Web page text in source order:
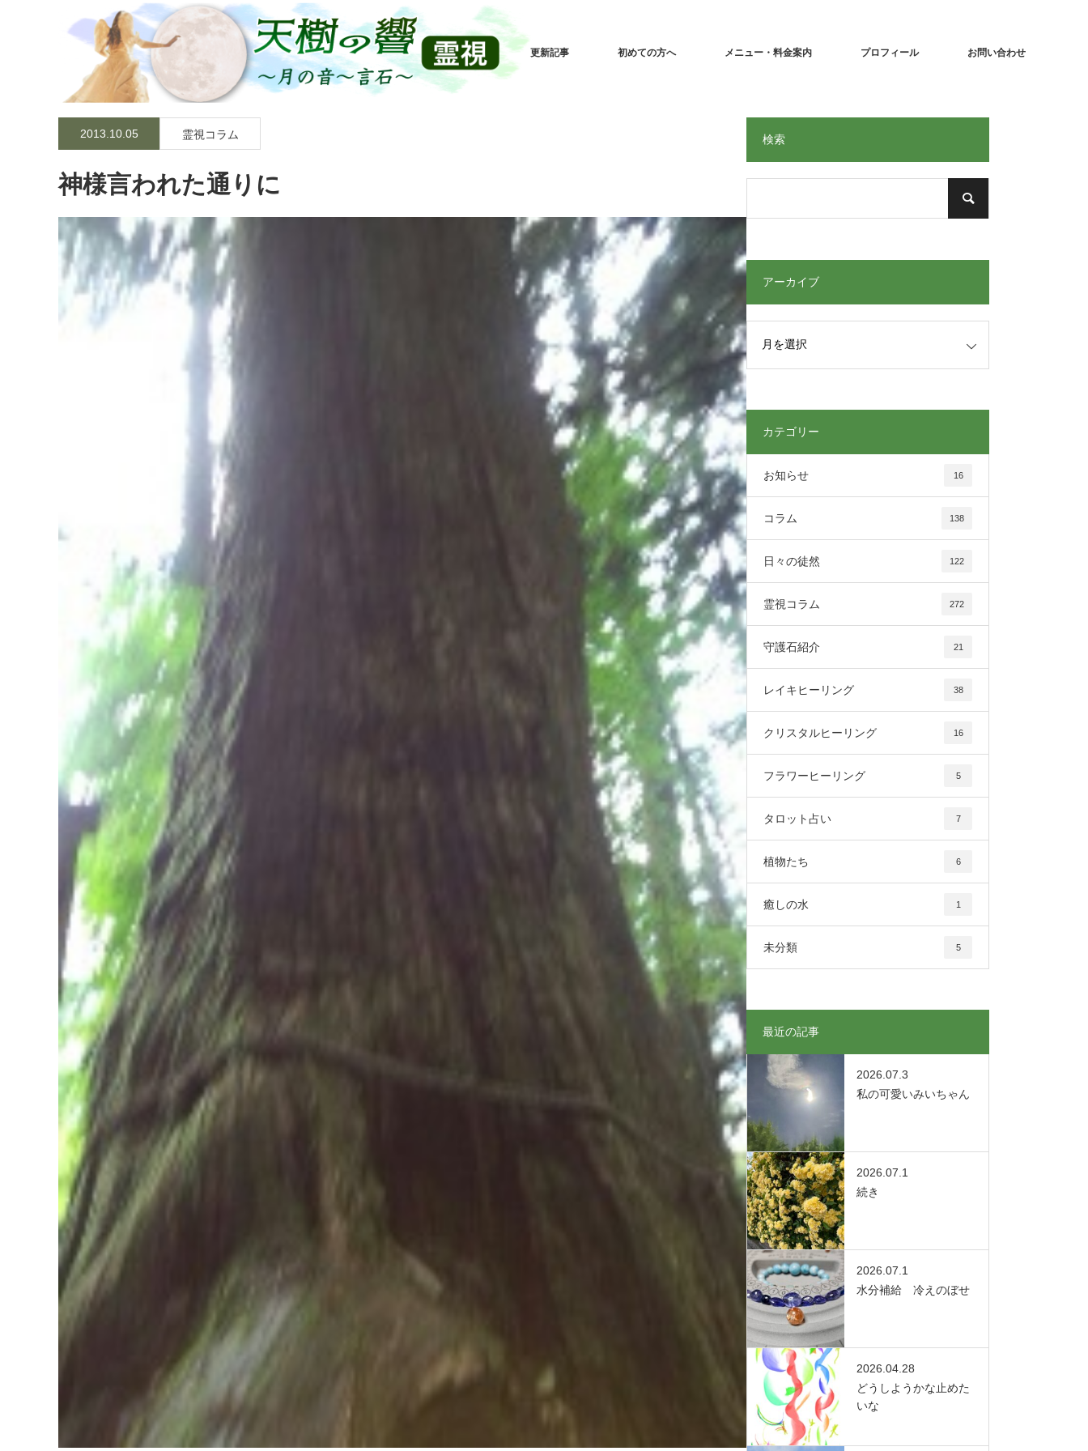
更新記事 初めての方へ メニュー・料金案内 プロフィール お問い合わせ
2013.10.05 霊視コラム
神様言われた通りに
検索
アーカイブ
カテゴリー
お知らせ 16
コラム 138
日々の徒然 122
霊視コラム 272
守護石紹介 21
レイキヒーリング 38
クリスタルヒーリング 16
フラワーヒーリング 5
タロット占い 7
植物たち 6
癒しの水 1
未分類 5
最近の記事
2026.07.3
私の可愛いみいちゃん
2026.07.1
続き
2026.07.1
水分補給 冷えのぼせ
2026.04.28
どうしようかな止めた
いな